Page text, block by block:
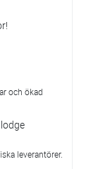
och ökad
leverantörer.